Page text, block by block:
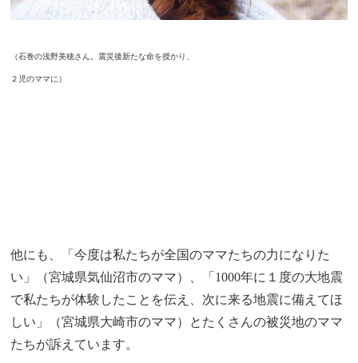
（石巻の浅野美穂さん。震災後新たな命を授かり、
２児のママに）
他にも、「今度は私たちが全国のママたちの力になりた
い」（宮城県気仙沼市のママ）、「1000年に１度の大地震
で私たちが体験したことを伝え、次に来る地震に備えてほ
しい」（宮城県大崎市のママ）とたくさんの被災地のママ
たちが訴えています。